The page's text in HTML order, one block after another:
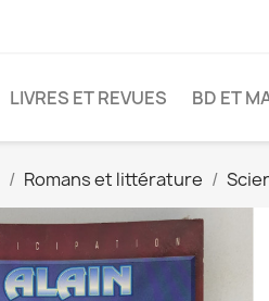
LIVRES ET REVUES BD ET
Romans et littérature